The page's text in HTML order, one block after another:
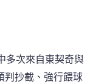
多次來自東契奇與
判抄截、強行餵球